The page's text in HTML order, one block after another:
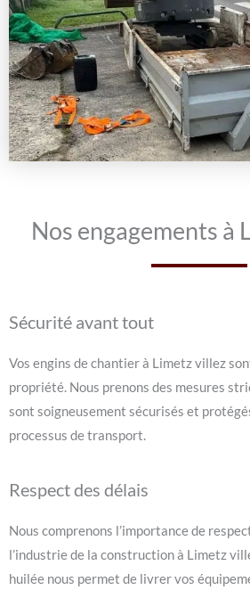
Nos engagements à
Sécurité avant tout
Vos engins de chantier à Limetz villez
propriété. Nous prenons des mesures
sont soigneusement sécurisés et
processus de transport.
Respect des délais
Nous comprenons l’importance de
l’industrie de la construction à Limetz
huilée nous permet de livrer vos